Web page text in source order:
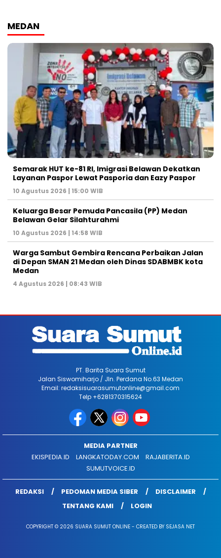
MEDAN
Semarak HUT ke-81 RI, Imigrasi Belawan Dekatkan
Layanan Paspor Lewat Pasporia dan Eazy Paspor
10 Agustus 2026 | 15:00 WIB
Keluarga Besar Pemuda Pancasila (PP) Medan
Belawan Gelar Silahturahmi
10 Agustus 2026 | 14:58 WIB
Warga Sambut Gembira Rencana Perbaikan Jalan
di Depan SMAN 21 Medan oleh Dinas SDABMBK kota
Medan
4 Agustus 2026 | 08:43 WIB
PT. Barita Suara Sumut
Jalan Siswomiharjo / Jln. Perdana No.63 Medan
Email: redaksisuarasumutonline@gmail.com
Telp +6281370315624
MEDIA PARTNER
EKISPEDIA.ID
LANGKATODAY.COM
RAJABERITA.ID
SUMUTVOICE.ID
REDAKSI PEDOMAN MEDIA SIBER
DISCLAIMER
TENTANG KAMI
LOGIN
COPYRIGHT © 2026 SUARA SUMUT ONLINE - CREATED BY SEJASA NET